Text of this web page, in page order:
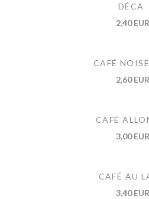
DÉCA
2,40 EUR
CAFÉ
2,60 EUR
CAFÉ
3,00 EUR
CAFÉ AU
3,40 EUR